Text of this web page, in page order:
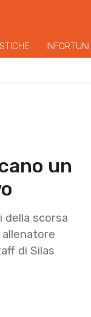
INFORTUNI
un
della scorsa
di Silas